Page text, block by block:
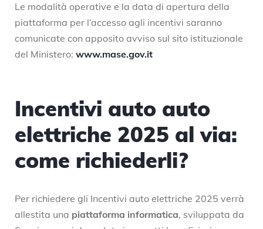
Le modalità operative e la data di apertura della
piattaforma per l’accesso agli incentivi saranno
comunicate con apposito avviso sul sito istituzionale
del Ministero: www.mase.gov.it
Incentivi auto auto
elettriche 2025 al via:
come richiederli?
Per richiedere gli Incentivi auto elettriche 2025 verrà
allestita una piattaforma informatica, sviluppata da